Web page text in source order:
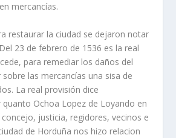
mercancí­as.
restaurar la ciudad se dejaron notar
23 de febrero de 1536 es la real
para remediar los daños del
las mercancí­as una sisa de
La real provisión dice
Ochoa Lopez de Loyando en
justicia, regidores, vecinos e
de Horduña nos hizo relacion